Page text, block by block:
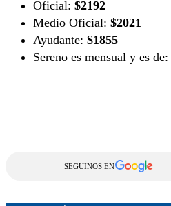
Oficial: $2192
Medio Oficial: $2021
Ayudante: $1855
Sereno es mensual y es de:
SEGUINOS EN